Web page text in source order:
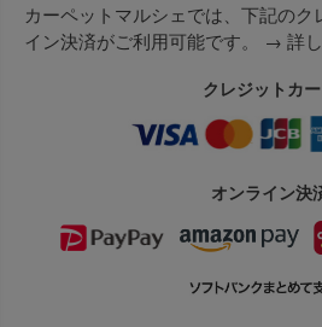
カーペットマルシェでは、下記のク
イン決済がご利用可能です。 → 詳
クレジットカ
オンライン決